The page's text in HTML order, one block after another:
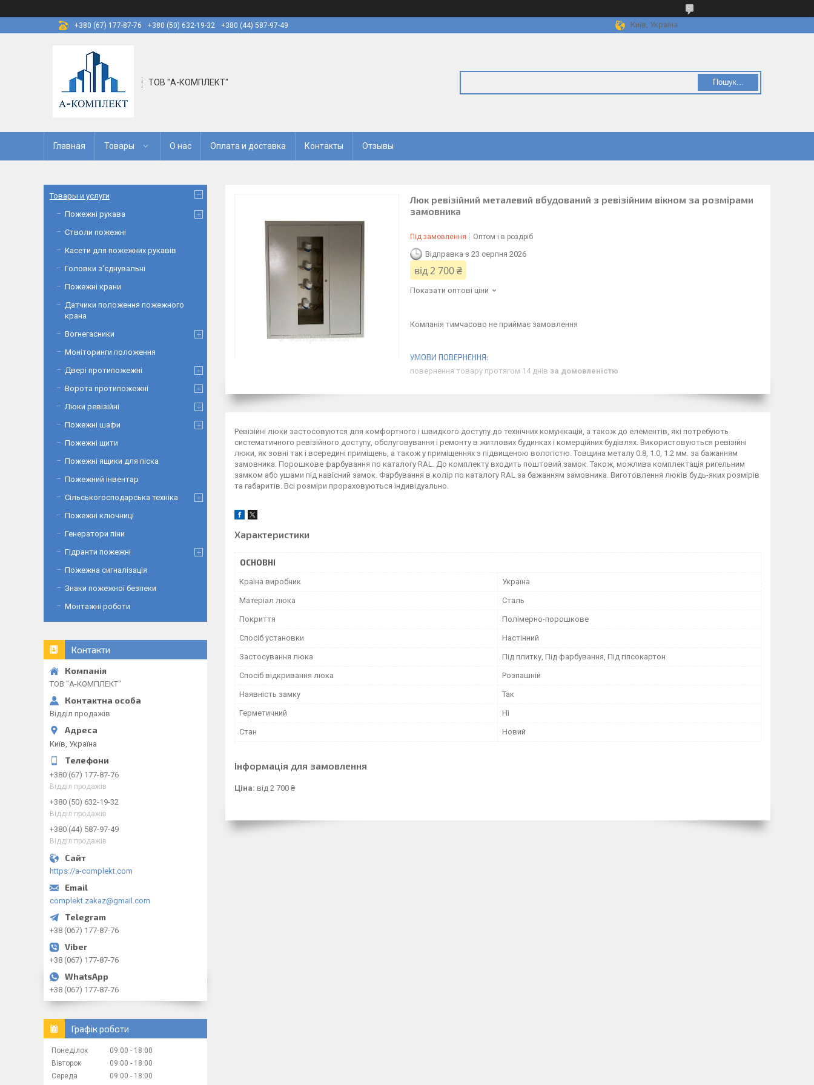
+380 (67) 177-87-76 +380 (50) 632-19-32 +380 (44) 587-97-49 Київ, Україна
ТОВ "А-КОМПЛЕКТ" Пошук...
Главная Товары О нас Оплата и доставка Контакты Отзывы
Люк ревізійний металевий вбудований з ревізійним вікном за розмірами
замовника
Під замовлення Оптом і в роздріб
Відправка з 23 серпня 2026
від2 700 ₴
Показати оптові ціни
Компанія тимчасово не приймає замовлення
повернення товару протягом 14 днів за домовленістю
Ревізійні люки застосовуются для комфортного і швидкого доступу до технічних комунікацій, а також до елементів, які потребують
систематичного ревізійного доступу, обслуговування і ремонту в житлових будинках і комерційних будівлях. Використовуються ревізійні
люки, як зовні так і всередині приміщень, а також у приміщеннях з підвищеною вологістю. Товщина металу 0.8, 1.0, 1.2 мм. за бажанням
замовника. Порошкове фарбування по каталогу RAL. До комплекту входить поштовий замок. Також, можлива комплектація ригельним
замком або ушами під навісний замок. Фарбування в колір по каталогу RAL за бажанням замовника. Виготовлення люків будь-яких розмірів
та габаритів. Всі розміри прораховуються індивідуально.
Характеристики
ОСНОВНІ
Країна виробник Україна
Матеріал люка Сталь
Покриття Полімерно-порошкове
Спосіб установки Настінний
Застосування люка Під плитку, Під фарбування, Під гіпсокартон
Спосіб відкривання люка Розпашній
Наявність замку Так
Герметичний Ні
Стан Новий
Інформація для замовлення
Ціна: від 2 700 ₴
Товары и услуги
Пожежні рукава
Стволи пожежні
Касети для пожежних рукавів
Головки з'єднувальні
Пожежні крани
Датчики положення пожежного
крана
Вогнегасники
Моніторинги положення
Двері протипожежні
Ворота протипожежні
Люки ревізійні
Пожежні шафи
Пожежні щити
Пожежні ящики для піска
Пожежний інвентар
Сільськогосподарська техніка
Пожежні ключниці
Генератори піни
Гідранти пожежні
Пожежна сигналізація
Знаки пожежної безпеки
Монтажні роботи
Контакти
ТОВ "А-КОМПЛЕКТ"
Відділ продажів
Київ, Україна
+380 (67) 177-87-76
Відділ продажів
+380 (50) 632-19-32
Відділ продажів
+380 (44) 587-97-49
Відділ продажів
https://a-complekt.com
complekt.zakaz@gmail.com
+38 (067) 177-87-76
+38 (067) 177-87-76
+38 (067) 177-87-76
Графік роботи
Понеділок 09:00
18:00
Вівторок
09:00
18:00
Середа
09:00
18:00